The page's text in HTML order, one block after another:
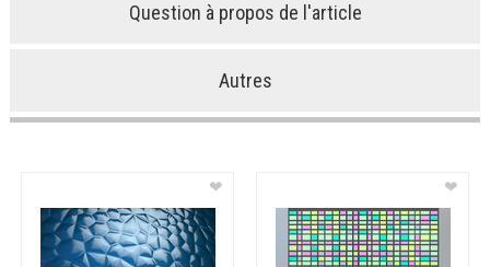
Question à propos de l'article
Autres
❤ ❤